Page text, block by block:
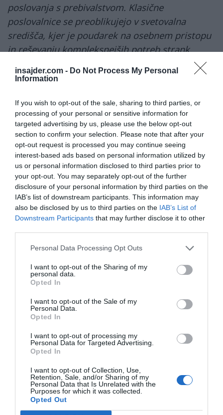
insajder.com - Do Not Process My Personal
Information
If you wish to opt-out of the sale, sharing to third parties, or
processing of your personal or sensitive information for
targeted advertising by us, please use the below opt-out
section to confirm your selection. Please note that after your
opt-out request is processed you may continue seeing
interest-based ads based on personal information utilized by
us or personal information disclosed to third parties prior to
your opt-out. You may separately opt-out of the further
disclosure of your personal information by third parties on the
IAB’s list of downstream participants. This information may
also be disclosed by us to third parties on the IAB’s List of
Downstream Participants that may further disclose it to other
Personal Data Processing Opt Outs
I want to opt-out of the Sharing of my
personal data.
Opted In
I want to opt-out of the Sale of my
Personal Data.
Opted In
I want to opt-out of processing my
Personal Data for Targeted Advertising.
Opted In
I want to opt-out of Collection, Use,
Retention, Sale, and/or Sharing of my
Personal Data that Is Unrelated with the
Purposes for which it was collected.
Opted Out
poslovanja s prebivalstvom. Klasične
poslovalnice se preoblikujejo v svetovalna
središča, kjer je poudarek na osebnem pristopu
in reševanju kompleksnejših potreb strank.
Poslovalnica na Dalmatinovi združuje sodobne
digitalne rešitve za izvajanje enostavnih
prostora za poglobljeno svetovanje. V središču
našega poslovanja tako ostaja stranka,
izpopolnjevanje njene uporabniške izkušnje in
osebni pristop,«je izpostavilaRomina Sabadin
pomočnica uprave Gorenjske banke.
Poslovalnica tako v ospredje še naprej
postavlja uporabniško izkušnjo in zagotavlja
visoko raven zasebnosti ter celostno podporo
pri bančnih storitvah.
Naše delo na Insajder.com z donacijami omogočate bralci.